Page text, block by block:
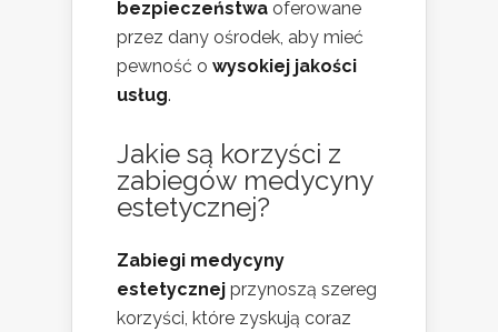
bezpieczeństwa oferowane
przez dany ośrodek, aby mieć
pewność o wysokiej jakości
usług.
Jakie są korzyści z
zabiegów medycyny
estetycznej?
Zabiegi medycyny
estetycznej przynoszą szereg
korzyści, które zyskują coraz